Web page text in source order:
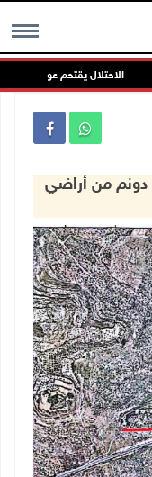
MENU
الاحتلال يقتحم عورتا جنوب
الاحتلال يصدر قرارا بتجريف 200 دونم من أراضي